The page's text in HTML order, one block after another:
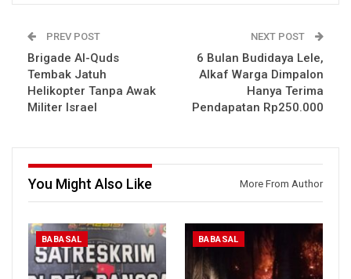
PREV POST
Brigade Al-Quds
Tembak Jatuh
Helikopter Tanpa Awak
Militer Israel
NEXT POST
6 Bulan Budidaya Lele,
Alkaf Warga Dimpalon
Hanya Terima
Pendapatan Rp250.000
You Might Also Like More From Author
BABASAL BABASAL